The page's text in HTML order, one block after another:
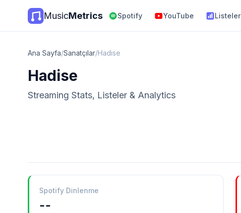
MusicMetrics Spotify YouTube Listeler
Ana Sayfa/Sanatçılar/Hadise
Hadise
Streaming Stats, Listeler & Analytics
Spotify Dinlenme
--